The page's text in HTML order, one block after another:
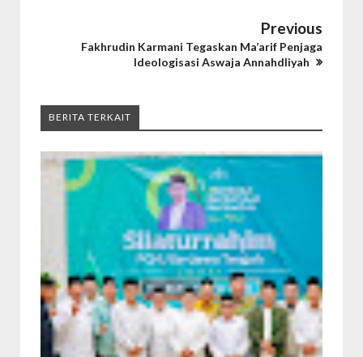
Previous
Fakhrudin Karmani Tegaskan Ma’arif Penjaga
Ideologisasi Aswaja Annahdliyah
BERITA TERKAIT